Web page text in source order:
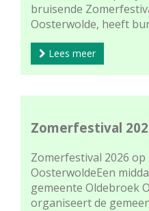
bruisende
Oosterwolde, heeft
Lees meer
Zomerfestival
Zomerfestival 2026 op
OosterwoldeEen
gemeente Oldebroek
organiseert de